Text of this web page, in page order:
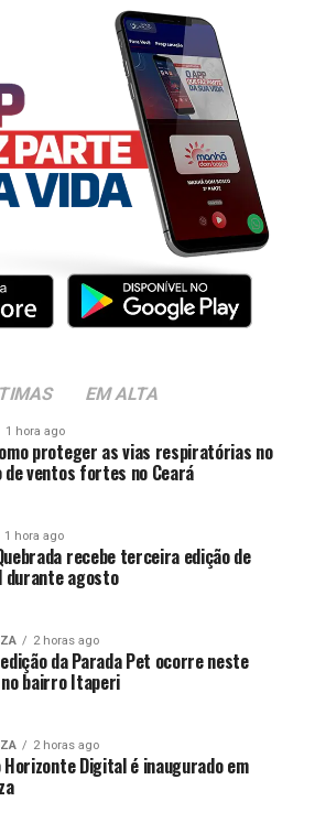
EM ALTA
1 hora ago
proteger as vias respiratórias no
de ventos fortes no Ceará
1 hora ago
recebe terceira edição de
agosto
2 horas ago
da Parada Pet ocorre neste
no bairro Itaperi
2 horas ago
Digital é inaugurado em